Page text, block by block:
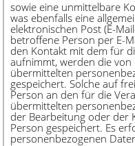
sowie eine unmittelbare
was ebenfalls eine
elektronischen Post (E-
betroffene Person per E-
den Kontakt mit dem für
aufnimmt, werden die
übermittelten
gespeichert. Solche auf
Person an den für die
übermittelten
der Bearbeitung oder der
Person gespeichert. Es
personenbezogenen